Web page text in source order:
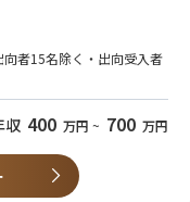
成
資料の作成
ーションの企画・運営
モニタリング
ォーキャスト作成
業経験者
と責任感を持ちながら仕
をもった人
者15名除く・出向受入者
収 400 万円 ~ 700 万円